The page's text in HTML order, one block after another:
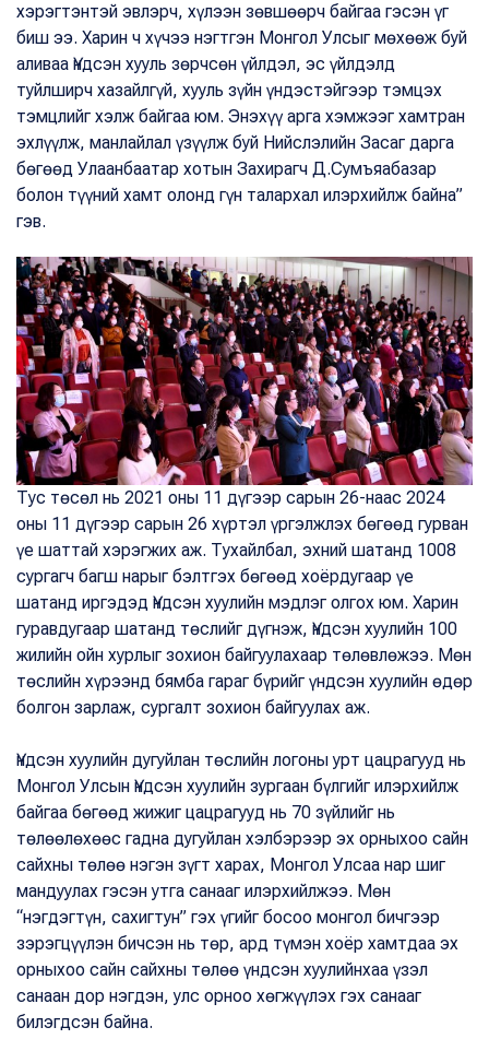
хэрэгтэнтэй эвлэрч, хүлээн зөвшөөрч байгаа гэсэн үг
биш ээ. Харин ч хүчээ нэгтгэн Монгол Улсыг мөхөөж буй
аливаа Үндсэн хууль зөрчсөн үйлдэл, эс үйлдэлд
туйлширч хазайлгүй, хууль зүйн үндэстэйгээр тэмцэх
тэмцлийг хэлж байгаа юм. Энэхүү арга хэмжээг хамтран
эхлүүлж, манлайлал үзүүлж буй Нийслэлийн Засаг дарга
бөгөөд Улаанбаатар хотын Захирагч Д.Сумъяабазар
болон түүний хамт олонд гүн талархал илэрхийлж байна”
гэв.
Тус төсөл нь 2021 оны 11 дүгээр сарын 26-наас 2024
оны 11 дүгээр сарын 26 хүртэл үргэлжлэх бөгөөд гурван
үе шаттай хэрэгжих аж. Тухайлбал, эхний шатанд 1008
сургагч багш нарыг бэлтгэх бөгөөд хоёрдугаар үе
шатанд иргэдэд Үндсэн хуулийн мэдлэг олгох юм. Харин
гуравдугаар шатанд төслийг дүгнэж, Үндсэн хуулийн 100
жилийн ойн хурлыг зохион байгуулахаар төлөвлөжээ. Мөн
төслийн хүрээнд бямба гараг бүрийг үндсэн хуулийн өдөр
болгон зарлаж, сургалт зохион байгуулах аж.
Үндсэн хуулийн дугуйлан төслийн логоны урт цацрагууд нь
Монгол Улсын Үндсэн хуулийн зургаан бүлгийг илэрхийлж
байгаа бөгөөд жижиг цацрагууд нь 70 зүйлийг нь
төлөөлөхөөс гадна дугуйлан хэлбэрээр эх орныхоо сайн
сайхны төлөө нэгэн зүгт харах, Монгол Улсаа нар шиг
мандуулах гэсэн утга санааг илэрхийлжээ. Мөн
“нэгдэгтүн, сахигтун” гэх үгийг босоо монгол бичгээр
зэрэгцүүлэн бичсэн нь төр, ард түмэн хоёр хамтдаа эх
орныхоо сайн сайхны төлөө үндсэн хуулийнхаа үзэл
санаан дор нэгдэн, улс орноо хөгжүүлэх гэх санааг
билэгдсэн байна.